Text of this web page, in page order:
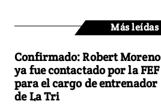
Más leídas
Confirmado: Robert Moreno
ya fue contactado por la FEF
para el cargo de entrenador
de La Tri